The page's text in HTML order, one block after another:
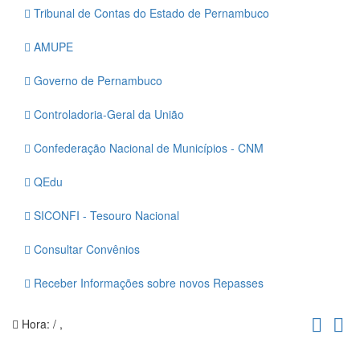
Tribunal de Contas do Estado de Pernambuco
AMUPE
Governo de Pernambuco
Controladoria-Geral da União
Confederação Nacional de Municípios - CNM
QEdu
SICONFI - Tesouro Nacional
Consultar Convênios
Receber Informações sobre novos Repasses
Hora: / ,